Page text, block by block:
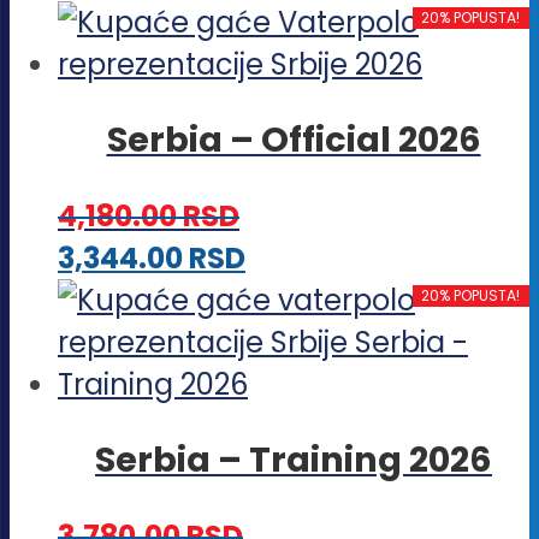
izabrane
na
stranici
proizvoda.
proizvod
ima
varijanti.
biti
izabrane
na
stranici
proizvoda.
20% POPUSTA!
Serbia – Official 2026
4,180.00RSD
3,344.00RSDOvaj
proizvod
ima
više
Opcije
20% POPUSTA!
Serbia – Training 2026